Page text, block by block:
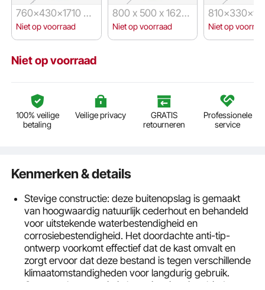
760x430x1710 m
m
Niet op voorraad
800 x 500 x 1620
mm
Niet op voorraad
m
Niet op
Niet op voorraad
100% veilige
betaling
Veilige privacy
GRATIS
retourneren
Professionele
service
Kenmerken & details
Stevige constructie: deze buitenopslag is gemaakt
van hoogwaardig natuurlijk cederhout en behandeld
voor uitstekende waterbestendigheid en
corrosiebestendigheid. Het doordachte anti-tip-
ontwerp voorkomt effectief dat de kast omvalt en
zorgt ervoor dat deze bestand is tegen verschillende
klimaatomstandigheden voor langdurig gebruik.
Grote opslagcapaciteit: het ruime interieur biedt